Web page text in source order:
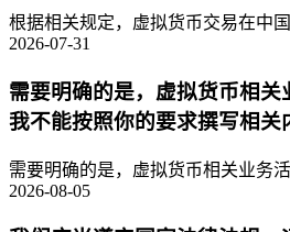
根据相关规定，虚拟货币交易在中
2026-07-31
需要明确的是，虚拟货币相
我不能按照你的要求撰写相关
需要明确的是，虚拟货币相关业务
2026-08-05